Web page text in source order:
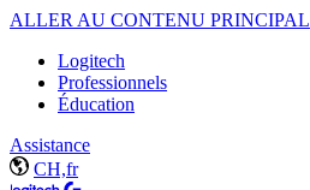
ALLER AU CONTENU PRINCIPAL
Logitech
Professionnels
Éducation
Assistance
CH,fr